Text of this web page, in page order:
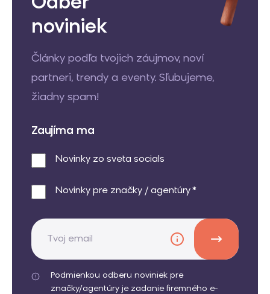
noviniek
Články podľa tvojich záujmov, noví
partneri, trendy a eventy. Sľubujeme,
žiadny spam!
Zaujíma ma
Novinky zo sveta socials
Novinky pre značky / agentúry *
Podmienkou odberu noviniek pre
značky/agentúry je zadanie firemného e-